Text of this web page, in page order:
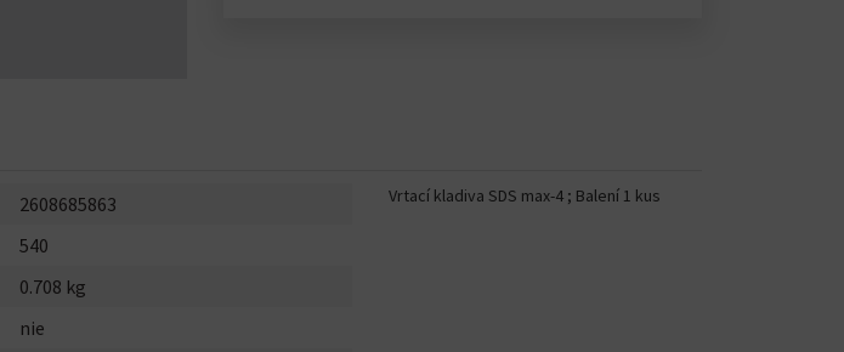
Vrtací kladiva SDS max-4 ; Balení 1 kus
2608685863
540
0.708 kg
nie